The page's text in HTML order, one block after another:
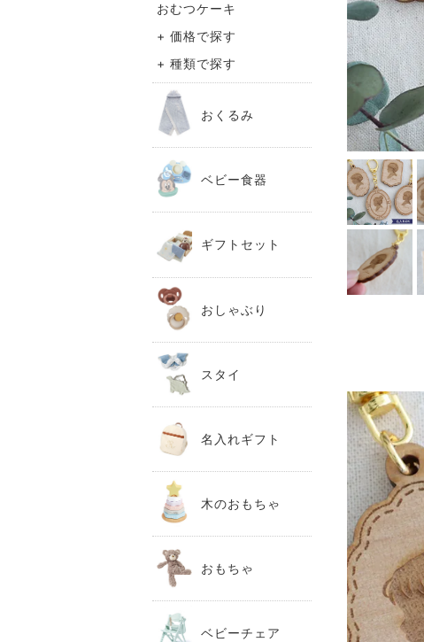
おむつケーキ
+ 価格で探す
+ 種類で探す
おくるみ
ベビー食器
ギフトセット
おしゃぶり
スタイ
名入れギフト
木のおもちゃ
おもちゃ
ベビーチェア